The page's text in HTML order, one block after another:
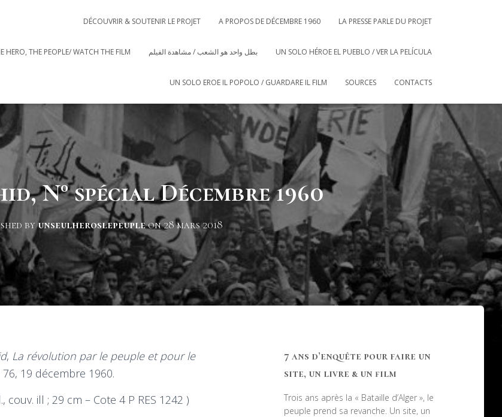
DÉCOUVRIR & SOUTENIR LE PROJET A PROPOS DE DÉCEMBRE 1960 LA PRESSE PARLE DU PROJET
HERO, THE PEOPLE/ WATCH THE FILM بطل واحد هو الشعب / مشاهدة الفيلم UN SOLO HÉROE EL PUEBLO / VER LA PELÍCULA
UN SOLO EROE IL POPOLO / GUARDARE IL FILM SOURCES CONTACTS
N° spécial Décembre 1960
byunseulheroslepeupleon28 mars 2018
, La révolution par le peuple et pour le
19 décembre 1960.
couv. ill ; 29 cm – Cote 4 P RES 1242 )
7 ans d’enquête pour faire un
site, un livre & un film
Trois ans après la « Bataille d’Alger », le
peuple prend sa revanche. Un site, un